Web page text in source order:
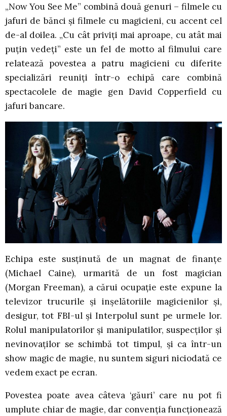
„Now You See Me” combină două genuri – filmele cu
jafuri de bănci și filmele cu magicieni, cu accent cel
de-al doilea. „Cu cât priviți mai aproape, cu atât mai
puțin vedeți” este un fel de motto al filmului care
relatează povestea a patru magicieni cu diferite
specializări reuniți într-o echipă care combină
spectacolele de magie gen David Copperfield cu
jafuri bancare.
Echipa este susținută de un magnat de finanțe
(Michael Caine), urmarită de un fost magician
(Morgan Freeman), a cărui ocupație este expune la
televizor trucurile și inșelătoriile magicienilor și,
desigur, tot FBI-ul și Interpolul sunt pe urmele lor.
Rolul manipulatorilor și manipulatilor, suspecților și
nevinovaților se schimbă tot timpul, și ca într-un
show magic de magie, nu suntem siguri niciodată ce
vedem exact pe ecran.
Povestea poate avea câteva ‘găuri’ care nu pot fi
umplute chiar de magie, dar convenția funcționează